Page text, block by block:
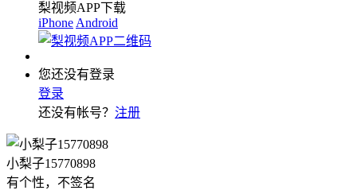
梨视频APP下载
iPhone Android
您还没有登录
登录
还没有帐号？ 注册
小梨子15770898
有个性，不签名